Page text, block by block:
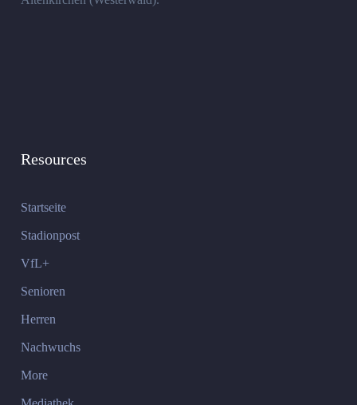
Resources
Startseite
Stadionpost
VfL+
Senioren
Herren
Nachwuchs
More